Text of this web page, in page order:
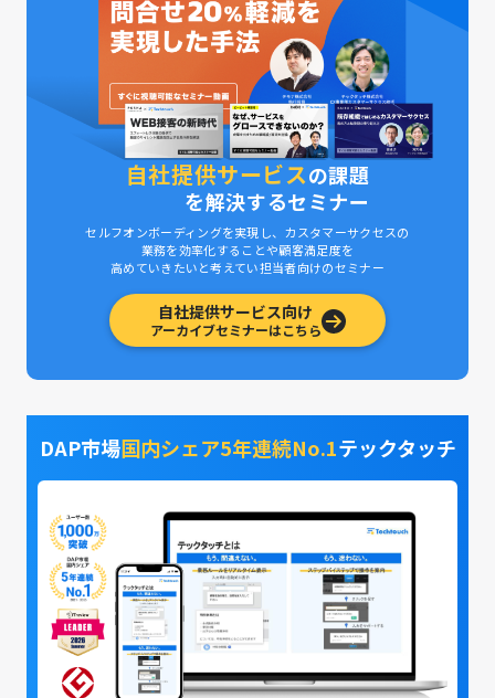
自社提供サービスの課題
を解決するセミナー
セルフオンボーディングを実現し、カスタマーサクセスの
業務を効率化することや顧客満足度を
高めていきたいと考えてい担当者向けのセミナー
自社提供サービス向け
アーカイブセミナーはこちら
DAP市場国内シェア5年連続No.1テックタッチ